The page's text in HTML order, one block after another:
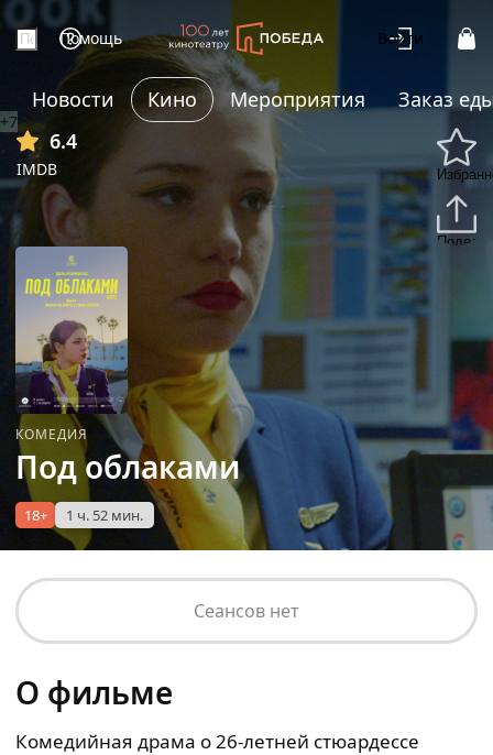
Помощь Войти
Новости Кино Мероприятия
Заказ
6.4
IMDB
+7
КОМЕДИЯ
Под облаками
18+ 1 ч. 52 мин.
Сеансов нет
О фильме
Комедийная драма о 26-летней стюардессе